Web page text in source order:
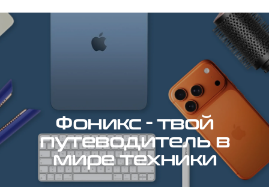
Фоникс - твой
путеводитель в
мире техники